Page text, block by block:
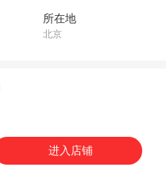
所在地
北京
进入店铺